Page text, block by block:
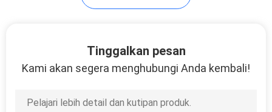
Tinggalkan pesan
Kami akan segera menghubungi Anda kembali!